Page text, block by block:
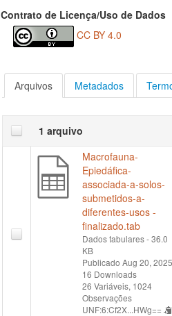
Contrato de Licença/Uso de Dados
CC BY 4.0
Arquivos Metadados
1 arquivo
Macrofauna-
Epiedáfica-
associada-a-solos-
submetidos-a-
diferentes-usos -
finalizado.tab
Dados tabulares- 36.0
KB
Publicado Aug 20, 2025
16 Downloads
26 Variáveis, 1024
Observações
UNF:6:Cf2X...HWg==